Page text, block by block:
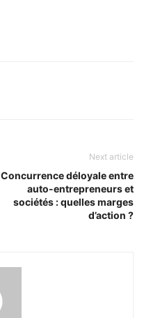
Next article
Concurrence déloyale entre
auto-entrepreneurs et
sociétés : quelles marges
d’action ?